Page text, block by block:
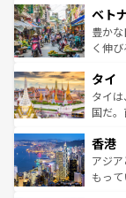
参照し
容にも
照し
き、地
でき
まで
リテ
覧を
ベト
豊か
く伸
急速
ーチ
醸し
とつ。
ひ現
が旅
タイ
タイ
国だ
の活気
帯で
いビ
香港
アジ
もっ